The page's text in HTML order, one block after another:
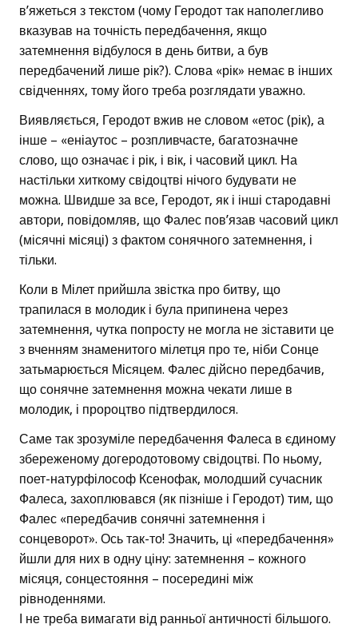
в’яжеться з текстом (чому Геродот так наполегливо
вказував на точність передбачення, якщо
затемнення відбулося в день битви, а був
передбачений лише рік?). Слова «рік» немає в інших
свідченнях, тому його треба розглядати уважно.
Виявляється, Геродот вжив не словом «етос (рік), а
інше – «еніаутос – розпливчасте, багатозначне
слово, що означає і рік, і вік, і часовий цикл. На
настільки хиткому свідоцтві нічого будувати не
можна. Швидше за все, Геродот, як і інші стародавні
автори, повідомляв, що Фалес пов’язав часовий цикл
(місячні місяці) з фактом сонячного затемнення, і
тільки.
Коли в Мілет прийшла звістка про битву, що
трапилася в молодик і була припинена через
затемнення, чутка попросту не могла не зіставити це
з вченням знаменитого мілетця про те, ніби Сонце
затьмарюється Місяцем. Фалес дійсно передбачив,
що сонячне затемнення можна чекати лише в
молодик, і пророцтво підтвердилося.
Саме так зрозуміле передбачення Фалеса в єдиному
збереженому догеродотовому свідоцтві. По ньому,
поет-натурфілософ Ксенофак, молодший сучасник
Фалеса, захоплювався (як пізніше і Геродот) тим, що
Фалес «передбачив сонячні затемнення і
сонцеворот». Ось так-то! Значить, ці «передбачення»
йшли для них в одну ціну: затемнення – кожного
місяця, сонцестояння – посередині між
рівноденнями.
І не треба вимагати від ранньої античності більшого.